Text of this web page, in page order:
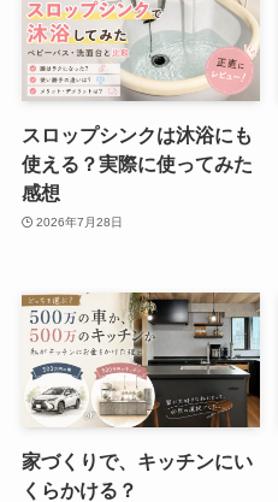
スロップシンクは沐浴にも
使える？実際に使ってみた
感想
2026年7月28日
家づくりで、キッチンにい
くらかける？